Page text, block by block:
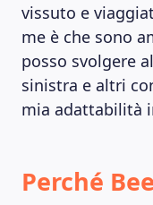
vissuto e
me è che sono
posso svolgere
sinistra e altri
mia adattabilità
Perché